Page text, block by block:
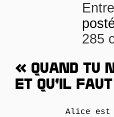
285
« QUAND TU
ET QU’IL
Alice est